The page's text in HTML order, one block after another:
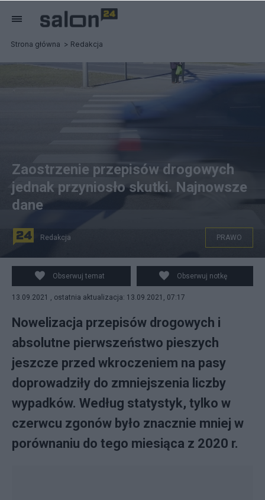
Strona główna Redakcja
Lepsze statystyki z punktu widzenia pieszych. Fot.
Pixabay
Zaostrzenie przepisów drogowych
jednak przyniosło skutki. Najnowsze
dane
Redakcja PRAWO
Obserwuj temat Obserwuj notkę
13.09.2021 , ostatnia aktualizacja: 13.09.2021, 07:17
Nowelizacja przepisów drogowych i
absolutne pierwszeństwo pieszych
jeszcze przed wkroczeniem na pasy
doprowadziły do zmniejszenia liczby
wypadków. Według statystyk, tylko w
czerwcu zgonów było znacznie mniej w
porównaniu do tego miesiąca z 2020 r.